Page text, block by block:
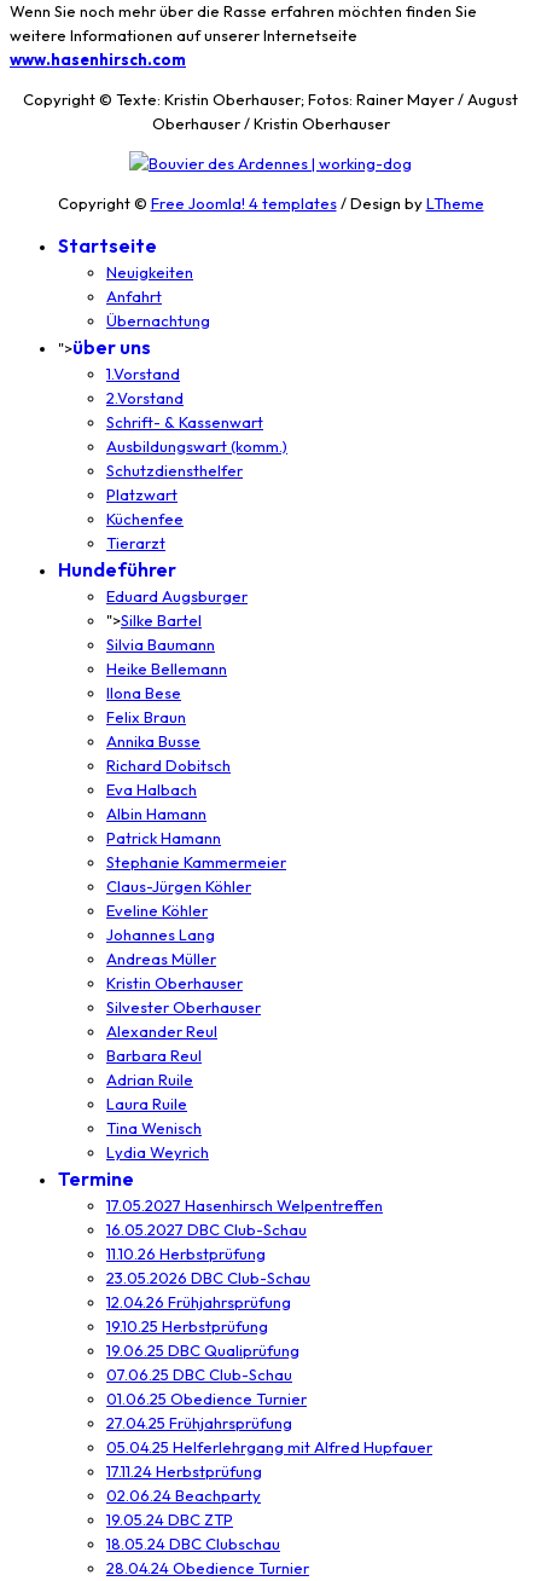
Wenn Sie noch mehr über die Rasse erfahren möchten finden Sie
weitere Informationen auf unserer Internetseite
www.hasenhirsch.com
Copyright © Texte: Kristin Oberhauser; Fotos: Rainer Mayer / August
Oberhauser / Kristin Oberhauser
Copyright © Free Joomla! 4 templates/ Design byLTheme
Startseite
Neuigkeiten
Anfahrt
Übernachtung
">über uns
1.Vorstand
2.Vorstand
Schrift- & Kassenwart
Ausbildungswart (komm.)
Schutzdiensthelfer
Platzwart
Küchenfee
Tierarzt
Hundeführer
Eduard Augsburger
">Silke Bartel
Silvia Baumann
Heike Bellemann
Ilona Bese
Felix Braun
Annika Busse
Richard Dobitsch
Eva Halbach
Albin Hamann
Patrick Hamann
Stephanie Kammermeier
Claus-Jürgen Köhler
Eveline Köhler
Johannes Lang
Andreas Müller
Kristin Oberhauser
Silvester Oberhauser
Alexander Reul
Barbara Reul
Adrian Ruile
Laura Ruile
Tina Wenisch
Lydia Weyrich
Termine
17.05.2027 Hasenhirsch Welpentreffen
16.05.2027 DBC Club-Schau
11.10.26 Herbstprüfung
23.05.2026 DBC Club-Schau
12.04.26 Frühjahrsprüfung
19.10.25 Herbstprüfung
19.06.25 DBC Qualiprüfung
07.06.25 DBC Club-Schau
01.06.25 Obedience Turnier
27.04.25 Frühjahrsprüfung
05.04.25 Helferlehrgang mit Alfred Hupfauer
17.11.24 Herbstprüfung
02.06.24 Beachparty
19.05.24 DBC ZTP
18.05.24 DBC Clubschau
28.04.24 Obedience Turnier